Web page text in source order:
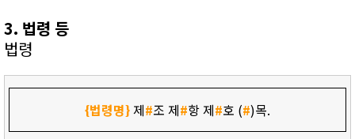
3. 법령 등
법령
{법령명}제#조 제#항 제#호 (#)목.